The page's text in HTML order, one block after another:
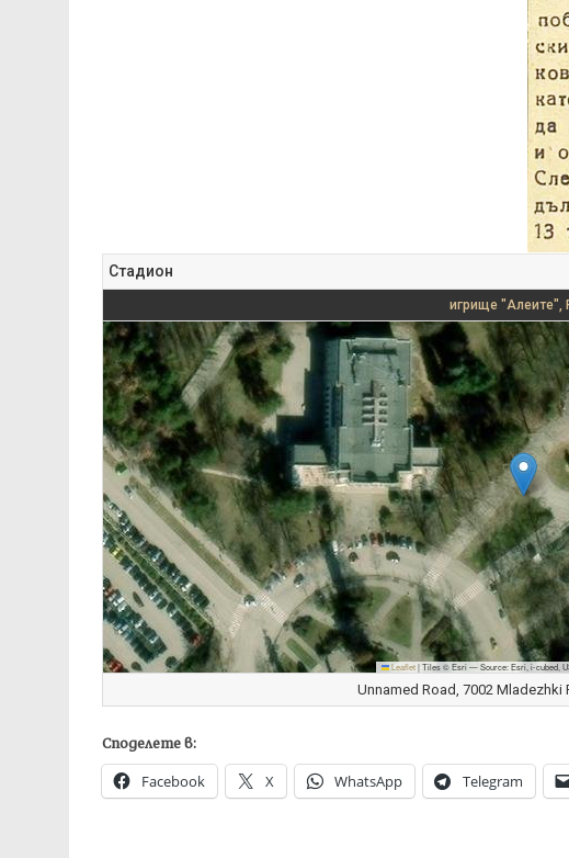
Стадион
игрище "Алеите",
Leaflet|Tiles © Esri — Source: Esri, i-cubed,
Unnamed Road, 7002 Mladezhki
Споделете в:
Facebook X WhatsApp Telegram